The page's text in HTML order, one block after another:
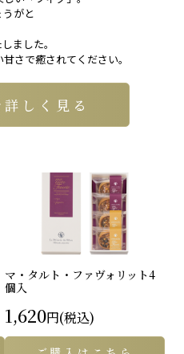
がと
ました。
さで癒されてください。
しく見る
マ・タルト・ファヴォリット4
個入
1,620円(税込)